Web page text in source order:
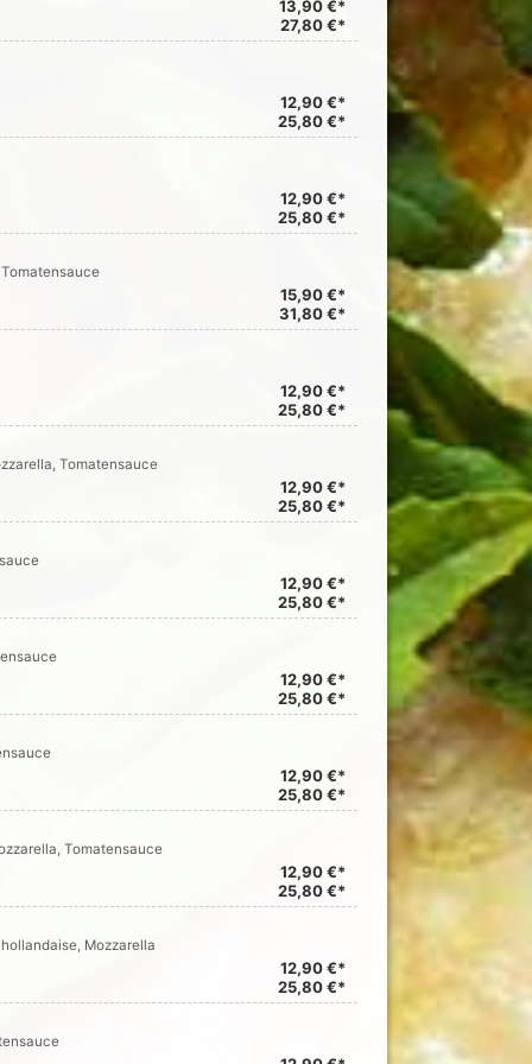
13,90 €*
27,80 €*
12,90 €*
25,80 €*
12,90 €*
25,80 €*
15,90 €*
31,80 €*
12,90 €*
25,80 €*
Tomatensauce
12,90 €*
25,80 €*
12,90 €*
25,80 €*
12,90 €*
25,80 €*
12,90 €*
25,80 €*
Tomatensauce
12,90 €*
25,80 €*
Mozzarella
12,90 €*
25,80 €*